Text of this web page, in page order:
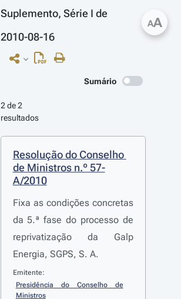
Suplemento, Série I de
2010-08-16
Sumário
2 de 2
resultados
Resolução do Conselho
de Ministros n.º 57-
A/2010
Fixa as condições concretas
da 5.ª fase do processo de
reprivatização da Galp
Energia, SGPS, S. A.
Emitente:
Presidência do Conselho de
Ministros
AA